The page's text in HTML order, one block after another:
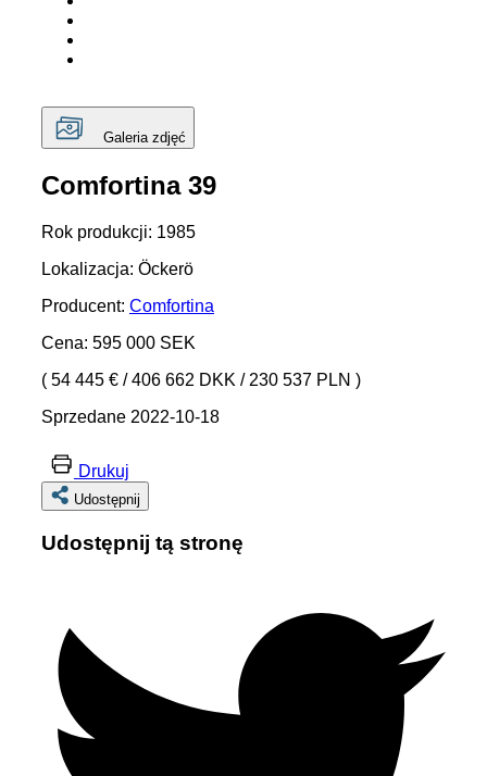
Galeria zdjęć
Comfortina 39
Rok produkcji: 1985
Lokalizacja: Öckerö
Producent: Comfortina
Cena: 595 000 SEK
( 54 445 € /406 662 DKK /230 537 PLN )
Sprzedane 2022-10-18
Drukuj
Udostępnij
Udostępnij tą stronę